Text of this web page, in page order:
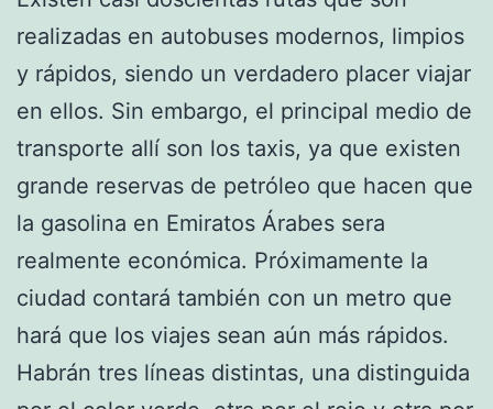
realizadas en autobuses modernos, limpios
y rápidos, siendo un verdadero placer viajar
en ellos. Sin embargo, el principal medio de
transporte allí son los taxis, ya que existen
grande reservas de petróleo que hacen que
la gasolina en Emiratos Árabes sera
realmente económica. Próximamente la
ciudad contará también con un metro que
hará que los viajes sean aún más rápidos.
Habrán tres líneas distintas, una distinguida